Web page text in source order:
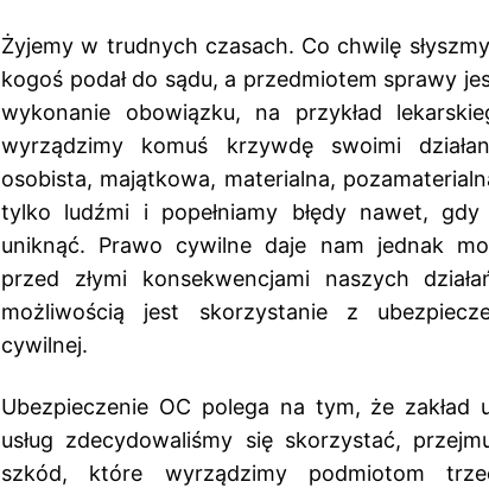
Żyjemy w trudnych czasach. Co chwilę
kogoś podał do sądu, a przedmiotem sprawy
wykonanie obowiązku, na przykład
wyrządzimy komuś krzywdę swoimi
osobista, majątkowa, materialna,
tylko ludźmi i popełniamy błędy nawet,
uniknąć. Prawo cywilne daje nam jednak
przed złymi konsekwencjami naszych
możliwością jest skorzystanie z
cywilnej.
Ubezpieczenie OC polega na tym, że zakład
usług zdecydowaliśmy się skorzystać,
szkód, które wyrządzimy podmiotom